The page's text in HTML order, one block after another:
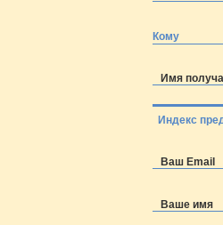
Кому
Имя
Индекс
Ваш Email
Ваше имя